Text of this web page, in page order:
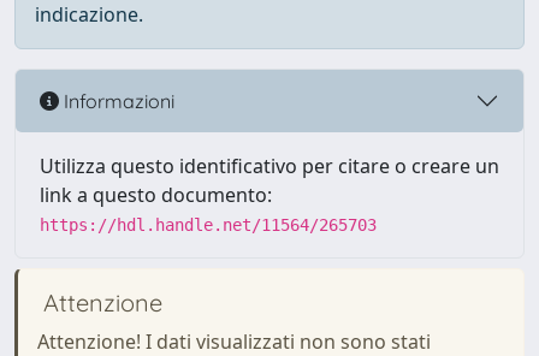
indicazione.
Informazioni
Utilizza questo identificativo per citare o creare un
link a questo documento:
https://hdl.handle.net/11564/265703
Attenzione
Attenzione! I dati visualizzati non sono stati